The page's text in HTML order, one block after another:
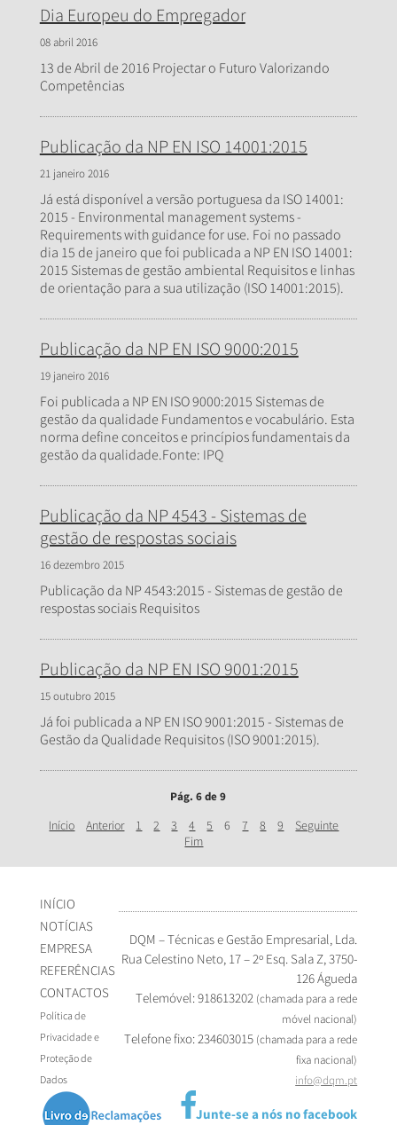
Dia Europeu do Empregador
08 abril 2016
13 de Abril de 2016 Projectar o Futuro Valorizando
Competências
Publicação da NP EN ISO 14001:2015
21 janeiro 2016
Já está disponível a versão portuguesa da ISO 14001:
2015 - Environmental management systems -
Requirements with guidance for use. Foi no passado
dia 15 de janeiro que foi publicada a NP EN ISO 14001:
2015 Sistemas de gestão ambiental Requisitos e linhas
de orientação para a sua utilização (ISO 14001:2015).
Publicação da NP EN ISO 9000:2015
19 janeiro 2016
Foi publicada a NP EN ISO 9000:2015 Sistemas de
gestão da qualidade Fundamentos e vocabulário. Esta
norma define conceitos e princípios fundamentais da
gestão da qualidade.Fonte: IPQ
Publicação da NP 4543 - Sistemas de
gestão de respostas sociais
16 dezembro 2015
Publicação da NP 4543:2015 - Sistemas de gestão de
respostas sociais Requisitos
Publicação da NP EN ISO 9001:2015
15 outubro 2015
Já foi publicada a NP EN ISO 9001:2015 - Sistemas de
Gestão da Qualidade Requisitos (ISO 9001:2015).
Pág. 6 de 9
Início Anterior 1 2 3 4 5 6 7 8 9
Seguinte
Fim
INÍCIO
NOTÍCIAS
EMPRESA
REFERÊNCIAS
CONTACTOS
Política de
Privacidade e
Proteção de
Dados
DQM – Técnicas e Gestão Empresarial, Lda.
Rua Celestino Neto, 17 – 2º Esq. Sala Z, 3750-
126 Águeda
Telemóvel: 918613202 (chamada para a rede
móvel nacional)
Telefone fixo: 234603015 (chamada para a rede
fixa nacional)
info@dqm.pt
Junte-se a nós no facebook